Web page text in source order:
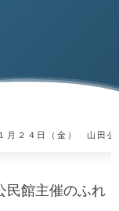
月２４日（金） 山田公
民館主催のふれ